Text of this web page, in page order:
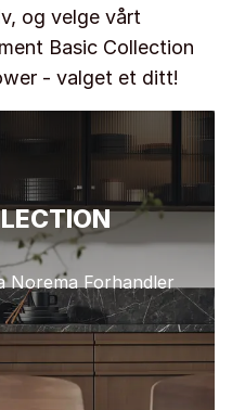
og velge vårt
Basic Collection
- valget et ditt!
Norema Forhandler